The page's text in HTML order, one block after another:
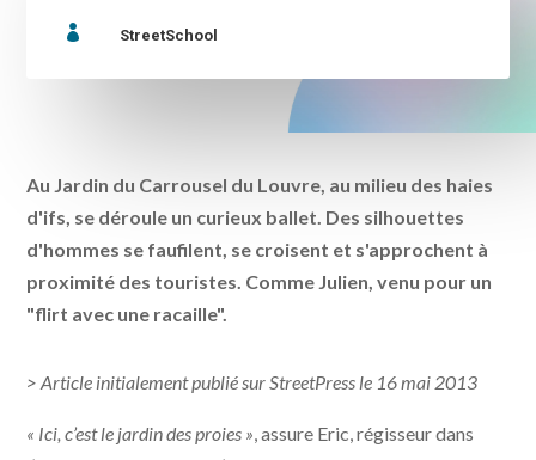
 StreetSchool
Au Jardin du Carrousel du Louvre, au milieu des haies
d'ifs, se déroule un curieux ballet. Des silhouettes
d'hommes se faufilent, se croisent et s'approchent à
proximité des touristes. Comme Julien, venu pour un
"flirt avec une racaille".
> Article initialement publié sur StreetPress le 16 mai 2013
« Ici, c’est le jardin des proies » , assure Eric, régisseur dans